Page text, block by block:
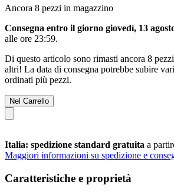
Ancora 8 pezzi in magazzino
Consegna entro il giorno giovedì, 13
alle ore 23:59.
Di questo articolo sono rimasti ancora 8
altri! La data di consegna potrebbe subire
ordinati più pezzi.
Nel Carrello
Italia: spedizione standard gratuita a
Maggiori informazioni su spedizione e
Caratteristiche e proprietà